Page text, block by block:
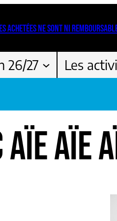
ACHETÉES NE SONT NI
26/27 Les
AÏE AÏE